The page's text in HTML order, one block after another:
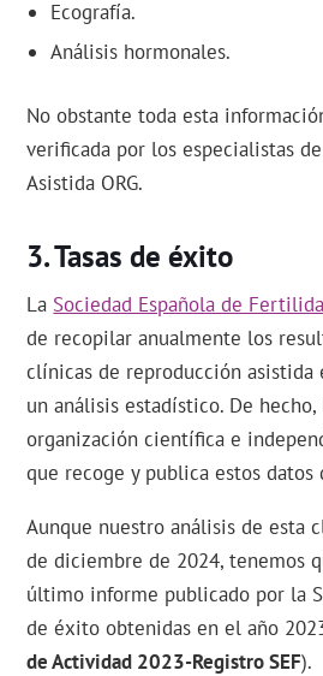
Ecografía.
Análisis hormonales.
No obstante toda esta
verificada por los especialistas
Asistida ORG.
Tasas de éxito
La Sociedad Española de
de recopilar anualmente los
clínicas de reproducción asistida
un análisis estadístico. De hecho,
organización científica e
que recoge y publica estos datos
Aunque nuestro análisis de esta
de diciembre de 2024, tenemos
último informe publicado por la
de éxito obtenidas en el año
de Actividad 2023-Registro SEF).